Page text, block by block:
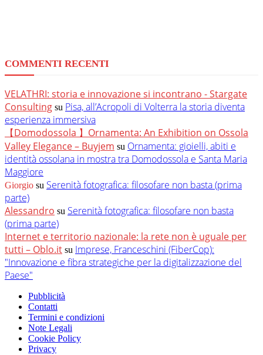
COMMENTI RECENTI
VELATHRI: storia e innovazione si incontrano - Stargate
Consulting su Pisa, all’Acropoli di Volterra la storia diventa
esperienza immersiva
【Domodossola 】Ornamenta: An Exhibition on Ossola
Valley Elegance – Buyjem su Ornamenta: gioielli, abiti e
identità ossolana in mostra tra Domodossola e Santa Maria
Maggiore
Giorgio su Serenità fotografica: filosofare non basta (prima
parte)
Alessandro su Serenità fotografica: filosofare non basta
(prima parte)
Internet e territorio nazionale: la rete non è uguale per
tutti – Oblo.it su Imprese, Franceschini (FiberCop):
"Innovazione e fibra strategiche per la digitalizzazione del
Paese"
Pubblicità
Contatti
Termini e condizioni
Note Legali
Cookie Policy
Privacy